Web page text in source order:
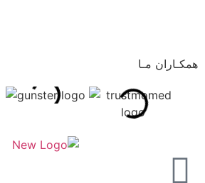
همکـاران مـا